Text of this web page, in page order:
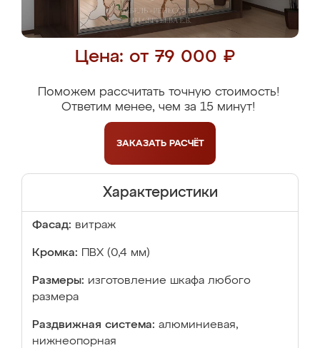
Цена: от 79 000 ₽
Поможем рассчитать точную стоимость!
Ответим менее, чем за 15 минут!
ЗАКАЗАТЬ РАСЧЁТ
Характеристики
Фасад: витраж
Кромка: ПВХ (0,4 мм)
Размеры: изготовление шкафа любого
размера
Раздвижная система: алюминиевая,
нижнеопорная